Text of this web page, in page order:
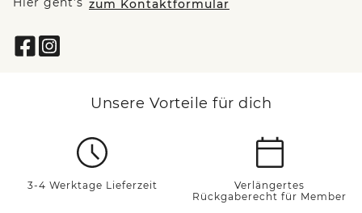
zum Kontaktformular
Unsere Vorteile für dich
3-4 Werktage Lieferzeit
Verlängertes
Rückgaberecht für Member